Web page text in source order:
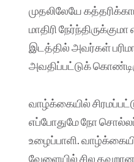
முதலிலேயே
மாதிரி
இடத்தில் அவர்கள்
அவதிப்பட்டுக்
வாழ்க்கையில்
எப்போதுமே நோ
உழைப்பாளி.
வேளையில் சில